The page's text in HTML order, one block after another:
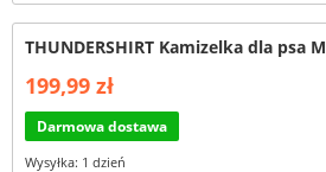
THUNDERSHIRT Kamizelka dla psa M
199,99 zł
Darmowa dostawa
Wysyłka: 1 dzień